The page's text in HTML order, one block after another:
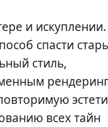
и искуплении.
спасти
стиль,
всех тайн